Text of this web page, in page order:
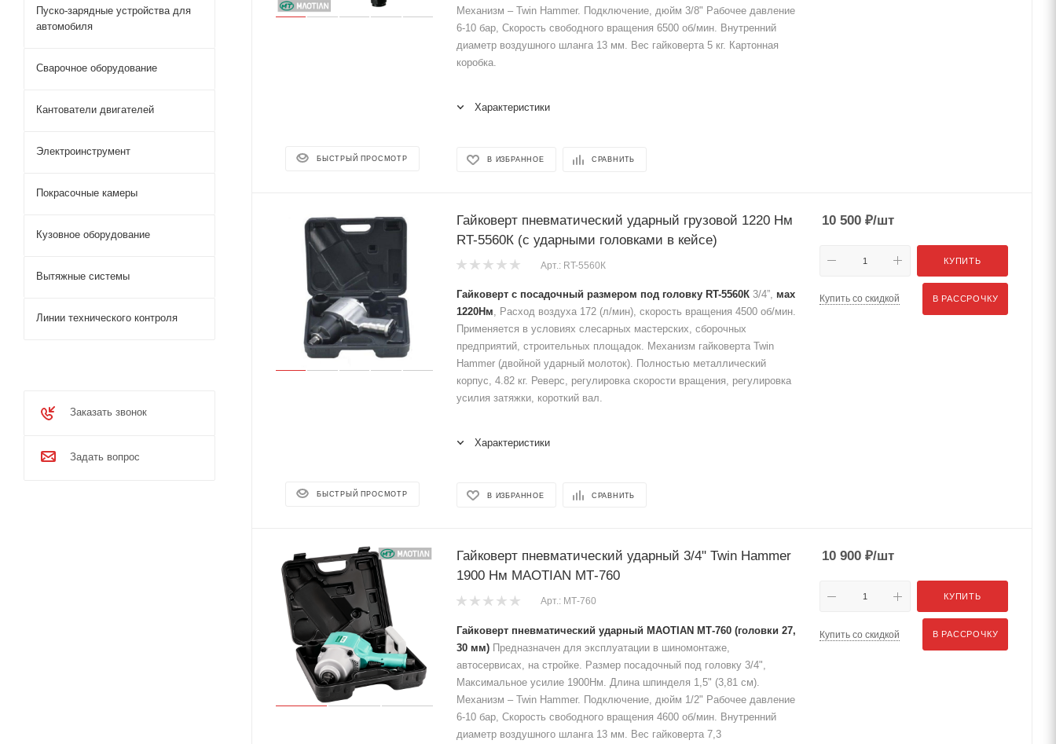
БЫСТРЫЙ ПРОСМОТР
Механизм – Twin Hammer. Подключение, дюйм 3/8" Рабочее давление
6-10 бар, Скорость свободного вращения 6500 об/мин. Внутренний
диаметр воздушного шланга 13 мм. Вес гайковерта 5 кг. Картонная
коробка.
Характеристики
В ИЗБРАННОЕ СРАВНИТЬ
БЫСТРЫЙ ПРОСМОТР
Гайковерт пневматический ударный грузовой 1220 Нм
RT-5560К (с ударными головками в кейсе)
Арт.: RT-5560К
Гайковерт с посадочный размером под головку RT-5560К 3/4”, мах
1220Нм, Расход воздуха 172 (л/мин), скорость вращения 4500 об/мин.
Применяется в условиях слесарных мастерских, сборочных
предприятий, строительных площадок. Механизм гайковерта Twin
Hammer (двойной ударный молоток). Полностью металлический
корпус, 4.82 кг. Реверс, регулировка скорости вращения, регулировка
усилия затяжки, короткий вал.
Характеристики
В ИЗБРАННОЕ СРАВНИТЬ
10 500 ₽/шт
КУПИТЬ
Купить со скидкой В РАССРОЧКУ
Гайковерт пневматический ударный 3/4" Twin Hammer
1900 Нм MAOTIAN МТ-760
Арт.: МТ-760
Гайковерт пневматический ударный MAOTIAN МТ-760 (головки 27,
30 мм) Предназначен для эксплуатации в шиномонтаже,
автосервисах, на стройке. Размер посадочный под головку 3/4",
Максимальное усилие 1900Нм. Длина шпинделя 1,5" (3,81 см).
Механизм – Twin Hammer. Подключение, дюйм 1/2" Рабочее давление
6-10 бар, Скорость свободного вращения 4600 об/мин. Внутренний
диаметр воздушного шланга 13 мм. Вес гайковерта 7,3
10 900 ₽/шт
КУПИТЬ
Купить со скидкой В РАССРОЧКУ
Пуско-зарядные устройства для
автомобиля
Сварочное оборудование
Кантователи двигателей
Электроинструмент
Покрасочные камеры
Кузовное оборудование
Вытяжные системы
Линии технического контроля
Заказать звонок
Задать вопрос